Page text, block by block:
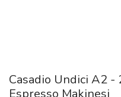
Casadio Undici A2 -
Espresso Makinesi